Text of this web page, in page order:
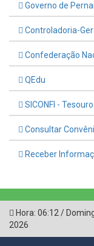
Governo de
Controladoria-
Confederação
QEdu
SICONFI -
Consultar
Receber
Hora: 06:12 /
2026